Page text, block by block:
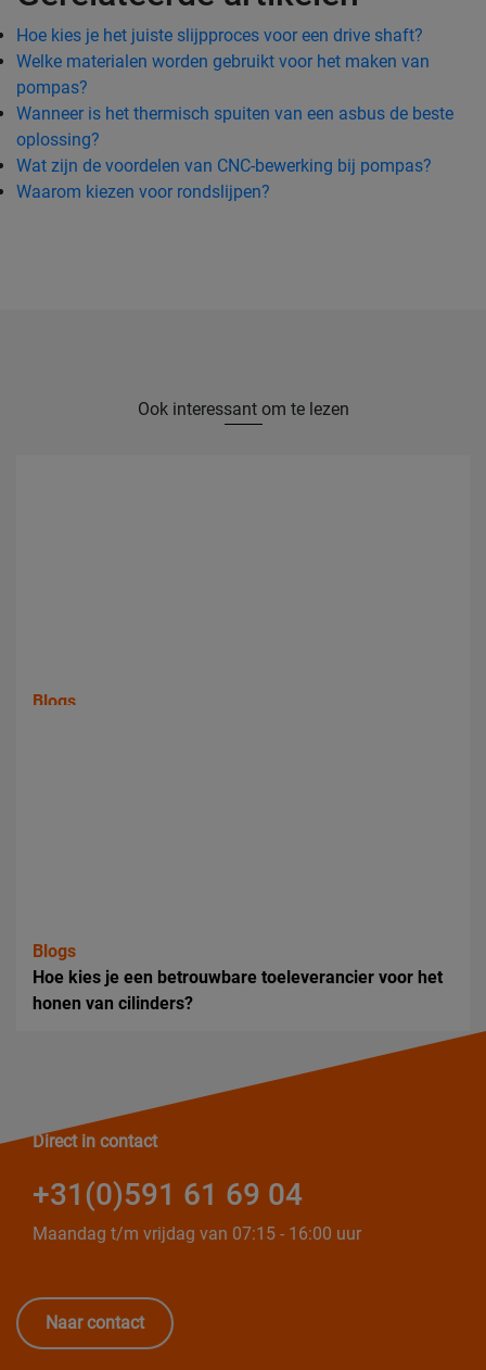
Hoe kies je het juiste slijpproces voor een drive shaft?
Welke materialen worden gebruikt voor het maken van
pompas?
Wanneer is het thermisch spuiten van een asbus de beste
oplossing?
Wat zijn de voordelen van CNC-bewerking bij pompas?
Waarom kiezen voor rondslijpen?
Ook interessant om te lezen
Blogs
Blogs
Hoe kies je een betrouwbare toeleverancier voor het
honen van cilinders?
Direct in contact
+31(0)591 61 69 04
Maandag t/m vrijdag van 07:15 - 16:00 uur
Naar contact